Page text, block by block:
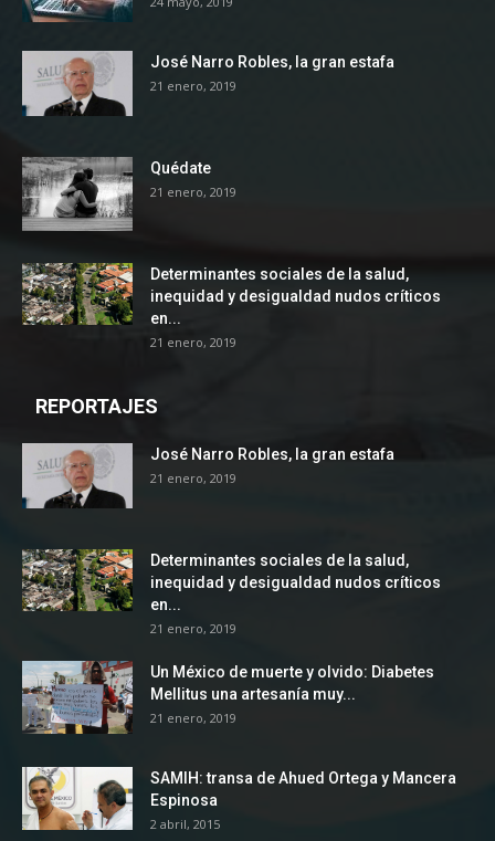
José Narro Robles, la gran estafa
21 enero, 2019
Quédate
21 enero, 2019
Determinantes sociales de la salud,
inequidad y desigualdad nudos críticos
en...
21 enero, 2019
REPORTAJES
José Narro Robles, la gran estafa
21 enero, 2019
Determinantes sociales de la salud,
inequidad y desigualdad nudos críticos
en...
21 enero, 2019
Un México de muerte y olvido: Diabetes
Mellitus una artesanía muy...
21 enero, 2019
SAMIH: transa de Ahued Ortega y Mancera
Espinosa
2 abril, 2015